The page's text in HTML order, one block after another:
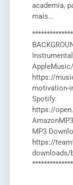
academia,
mais…
https://
motivation-
Spotify:
https://
MP3
https://
downloads/